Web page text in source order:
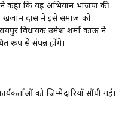
ने कहा कि यह अभियान भाजपा की
खजान दास ने इसे समाज को
विधायक उमेश शर्मा काऊ ने
रूप से संपन्न होंगे।
को जिम्मेदारियाँ सौंपी गईं।